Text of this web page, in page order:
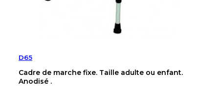
D65
Cadre de marche fixe. Taille adulte ou enfant.
Anodisé .